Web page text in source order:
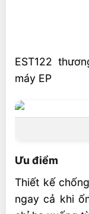
EST122
máy EP
Ưu điểm
Thiết kế
ngay cả khi